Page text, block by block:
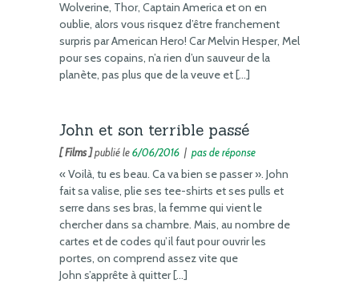
Wolverine, Thor, Captain America et on en
oublie, alors vous risquez d’être franchement
surpris par American Hero! Car Melvin Hesper, Mel
pour ses copains, n’a rien d’un sauveur de la
planète, pas plus que de la veuve et […]
John et son terrible passé
[ Films ]publié le6/06/2016 | pas de réponse
« Voilà, tu es beau. Ca va bien se passer ». John
fait sa valise, plie ses tee-shirts et ses pulls et
serre dans ses bras, la femme qui vient le
chercher dans sa chambre. Mais, au nombre de
cartes et de codes qu’il faut pour ouvrir les
portes, on comprend assez vite que
John s’apprête à quitter […]